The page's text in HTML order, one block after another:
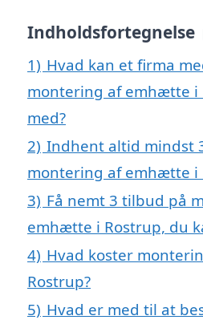
Indholdsfortegnelse
1) Hvad kan et firma
montering af emhætte
med?
2) Indhent altid mindst
montering af emhætte i
3) Få nemt 3 tilbud på
emhætte i Rostrup, du
4) Hvad koster
Rostrup?
5) Hvad er med til at